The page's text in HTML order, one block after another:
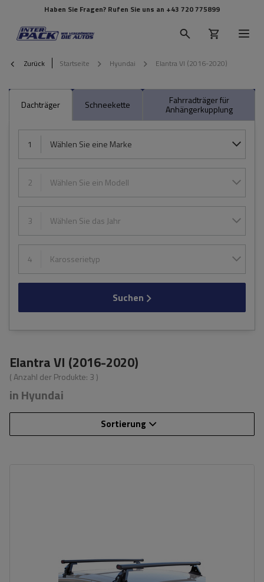
Haben Sie Fragen? Rufen Sie uns an +43 720 775899
Zurück Startseite Hyundai Elantra VI (2016-2020)
Dachträger Schneekette Fahrradträger für
Anhängerkupplung
1 Wählen Sie eine Marke
2 Wählen Sie ein Modell
3 Wählen Sie das Jahr
4 Karosserietyp
Suchen
Elantra VI (2016-2020)
( Anzahl der Produkte: 3 )
in Hyundai
Sortierung